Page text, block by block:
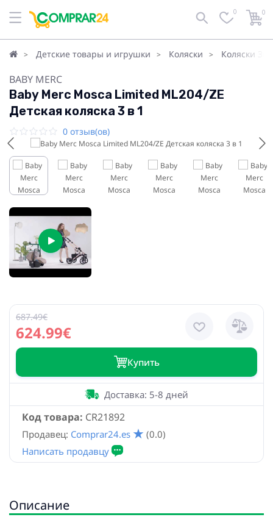
0 0
Детские товары и игрушки Коляски Коляски 3в1
BABY MERC
Baby Merc Mosca Limited ML204/ZE
Детская коляска 3 в 1
0 отзыв(ов)
624.99€
687.49€
Купить
Код товара: CR21892
Доставка: 5-8 дней
Продавец: Comprar24.es (0.0)
Описание